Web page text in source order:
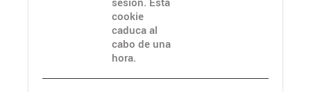
cookie
caduca al
cabo de una
hora.